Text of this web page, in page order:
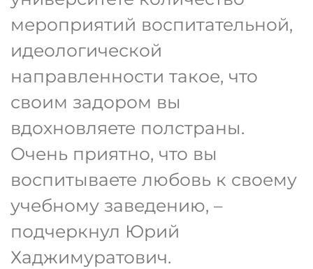
мероприятий воспитательной,
идеологической
направленности такое, что
своим задором вы
вдохновляете полстраны.
Очень приятно, что вы
воспитываете любовь к своему
учебному заведению, –
подчеркнул Юрий
Хаджимуратович.